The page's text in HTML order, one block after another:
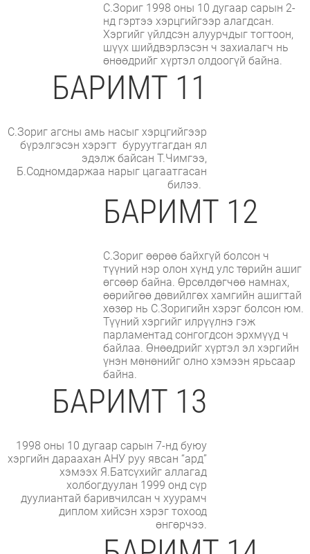
С.Зориг 1998 оны 10 дугаар сарын 2-
нд гэртээ хэрцгийгээр алагдсан.
Хэргийг үйлдсэн алуурчдыг тогтоон,
шүүх шийдвэрлэсэн ч захиалагч нь
өнөөдрийг хүртэл олдоогүй байна.
БАРИМТ 11
С.Зориг агсны амь насыг хэрцгийгээр
бүрэлгэсэн хэрэгт буруутгагдан ял
эдэлж байсан Т.Чимгээ,
Б.Содномдаржаа нарыг цагаатгасан
билээ.
БАРИМТ 12
С.Зориг өөрөө байхгүй болсон ч
түүний нэр олон хүнд улс төрийн ашиг
өгсөөр байна. Өрсөлдөгчөө намнах,
өөрийгөө дөвийлгөх хамгийн ашигтай
хөзөр нь С.Зоригийн хэрэг болсон юм.
Түүний хэргийг илрүүлнэ гэж
парламентад сонгогдсон эрхмүүд ч
байлаа. Өнөөдрийг хүртэл эл хэргийн
үнэн мөнөнийг олно хэмээн ярьсаар
байна.
БАРИМТ 13
1998 оны 10 дугаар сарын 7-нд буюу
хэргийн дараахан АНУ руу явсан “ард”
хэмээх Я.Батсүхийг аллагад
холбогдуулан 1999 онд сүр
дуулиантай баривчилсан ч хуурамч
диплом хийсэн хэрэг тохоод
өнгөрчээ.